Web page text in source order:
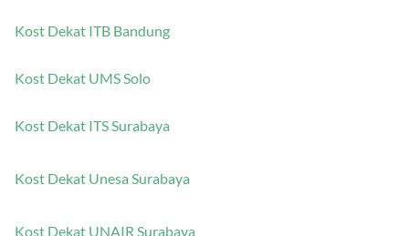
Kost Dekat ITB Bandung
Kost Dekat UMS Solo
Kost Dekat ITS Surabaya
Kost Dekat Unesa Surabaya
Kost Dekat UNAIR Surabaya